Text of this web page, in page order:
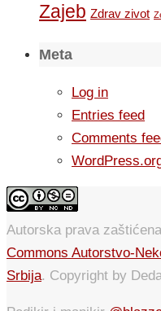
Zajeb Zdrav zivot
Meta
Log in
Entries feed
Comments
Autorska prava
Commons Autorstvo-
Srbija. Copyright by